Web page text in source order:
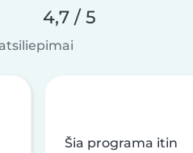
4,7 / 5
Šia programa itin